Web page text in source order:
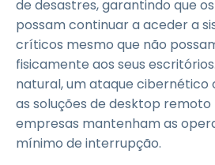
de desastres, garantindo que
possam continuar a aceder a
críticos mesmo que não
fisicamente aos seus
natural, um ataque cibernético
as soluções de desktop
empresas mantenham as
mínimo de interrupção.